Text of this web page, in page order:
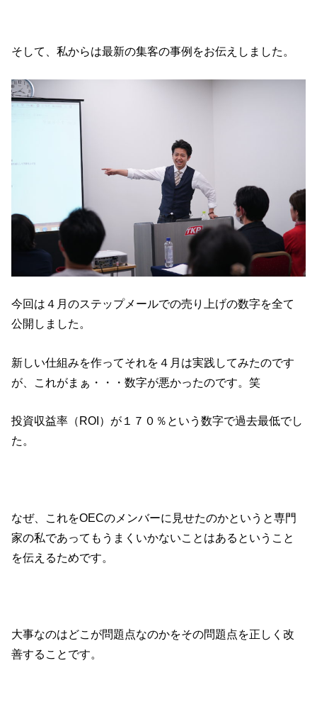
そして、私からは最新の集客の事例をお伝えしました。
今回は４月のステップメールでの売り上げの数字を全て
公開しました。
新しい仕組みを作ってそれを４月は実践してみたのです
が、これがまぁ・・・数字が悪かったのです。笑
投資収益率（ROI）が１７０％という数字で過去最低でし
た。
なぜ、これをOECのメンバーに見せたのかというと専門
家の私であってもうまくいかないことはあるということ
を伝えるためです。
大事なのはどこが問題点なのかをその問題点を正しく改
善することです。